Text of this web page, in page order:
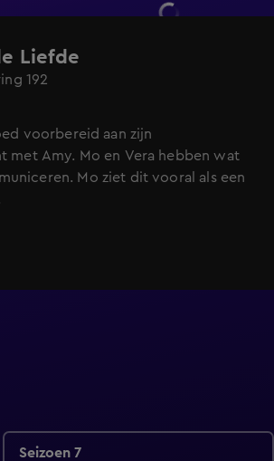
Liefde
192
voorbereid aan zijn
met Amy. Mo en Vera hebben wat
Mo ziet dit vooral als een
Seizoen 7